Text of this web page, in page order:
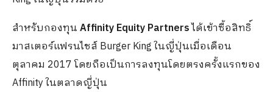
สำหรับกองทุนAffinity Equity Partnersได้เข้าซื้อสิทธิ์
มาสเตอร์แฟรนไชส์ Burger King ในญี่ปุ่นเมื่อเดือน
ตุลาคม 2017 โดยถือเป็นการลงทุนโดยตรงครั้งแรกของ
Affinity ในตลาดญี่ปุ่น